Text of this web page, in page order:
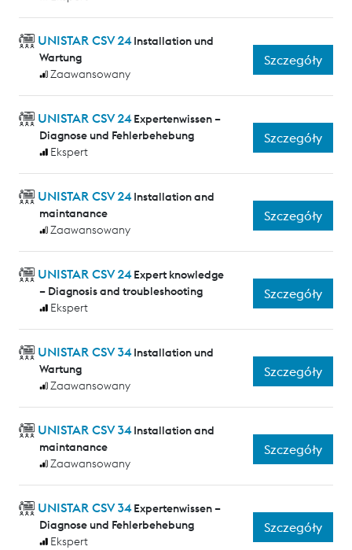
UNISTAR CSV 24 Installation und
Wartung
Zaawansowany
Szczegóły
UNISTAR CSV 24 Expertenwissen –
Diagnose und Fehlerbehebung
Ekspert
Szczegóły
UNISTAR CSV 24 Installation and
maintanance
Zaawansowany
Szczegóły
UNISTAR CSV 24 Expert knowledge
– Diagnosis and troubleshooting
Ekspert
Szczegóły
UNISTAR CSV 34 Installation und
Wartung
Zaawansowany
Szczegóły
UNISTAR CSV 34 Installation and
maintanance
Zaawansowany
Szczegóły
UNISTAR CSV 34 Expertenwissen –
Diagnose und Fehlerbehebung
Ekspert
Szczegóły